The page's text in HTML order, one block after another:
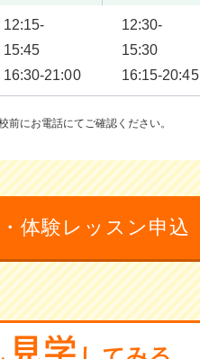
12:15-
15:45
16:30-21:00
12:30-
15:30
16:15-20:45
にお電話にてご確認ください。
体験レッスン申込